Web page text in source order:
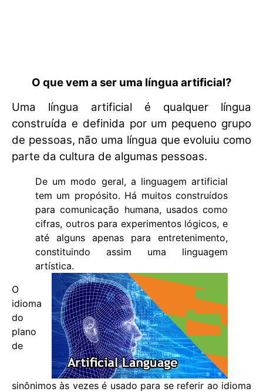
O que vem a ser uma língua artificial?
Uma língua artificial é qualquer língua
construída e definida por um pequeno grupo
de pessoas, não uma língua que evoluiu como
parte da cultura de algumas pessoas.
De um modo geral, a linguagem artificial
tem um propósito. Há muitos construídos
para comunicação humana, usados ​​como
cifras, outros para experimentos lógicos, e
até alguns apenas para entretenimento,
constituindo assim uma linguagem
artística.
O
idioma
do
plano
de
sinônimos às vezes é usado para se referir ao idioma